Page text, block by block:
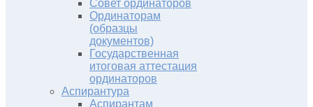
Совет ординаторов
Ординаторам
(образцы
документов)
Государственная
итоговая аттестация
ординаторов
Аспирантура
Аспирантам